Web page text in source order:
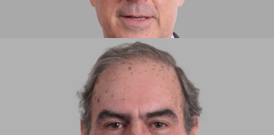
LUÍS CERQUINHO DA FONSECA​